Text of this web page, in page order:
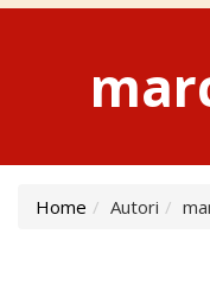
Home Autori